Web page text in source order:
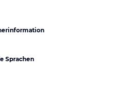
Sprachen